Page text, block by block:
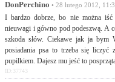
DonPerchino • 28 lutego 2012,
I bardzo dobrze, bo nie można
nieuwagi i gówno pod podeszwą. A
szkoda słów. Ciekawe jak ja bym
posiadania psa to trzeba się
pupilkiem. Dajesz mu jeść to
ID:37743